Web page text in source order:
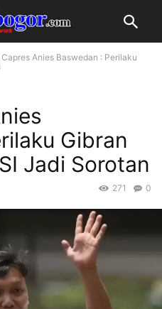
Anies Baswedan : Perilaku
Gibran
Jadi Sorotan
0
271